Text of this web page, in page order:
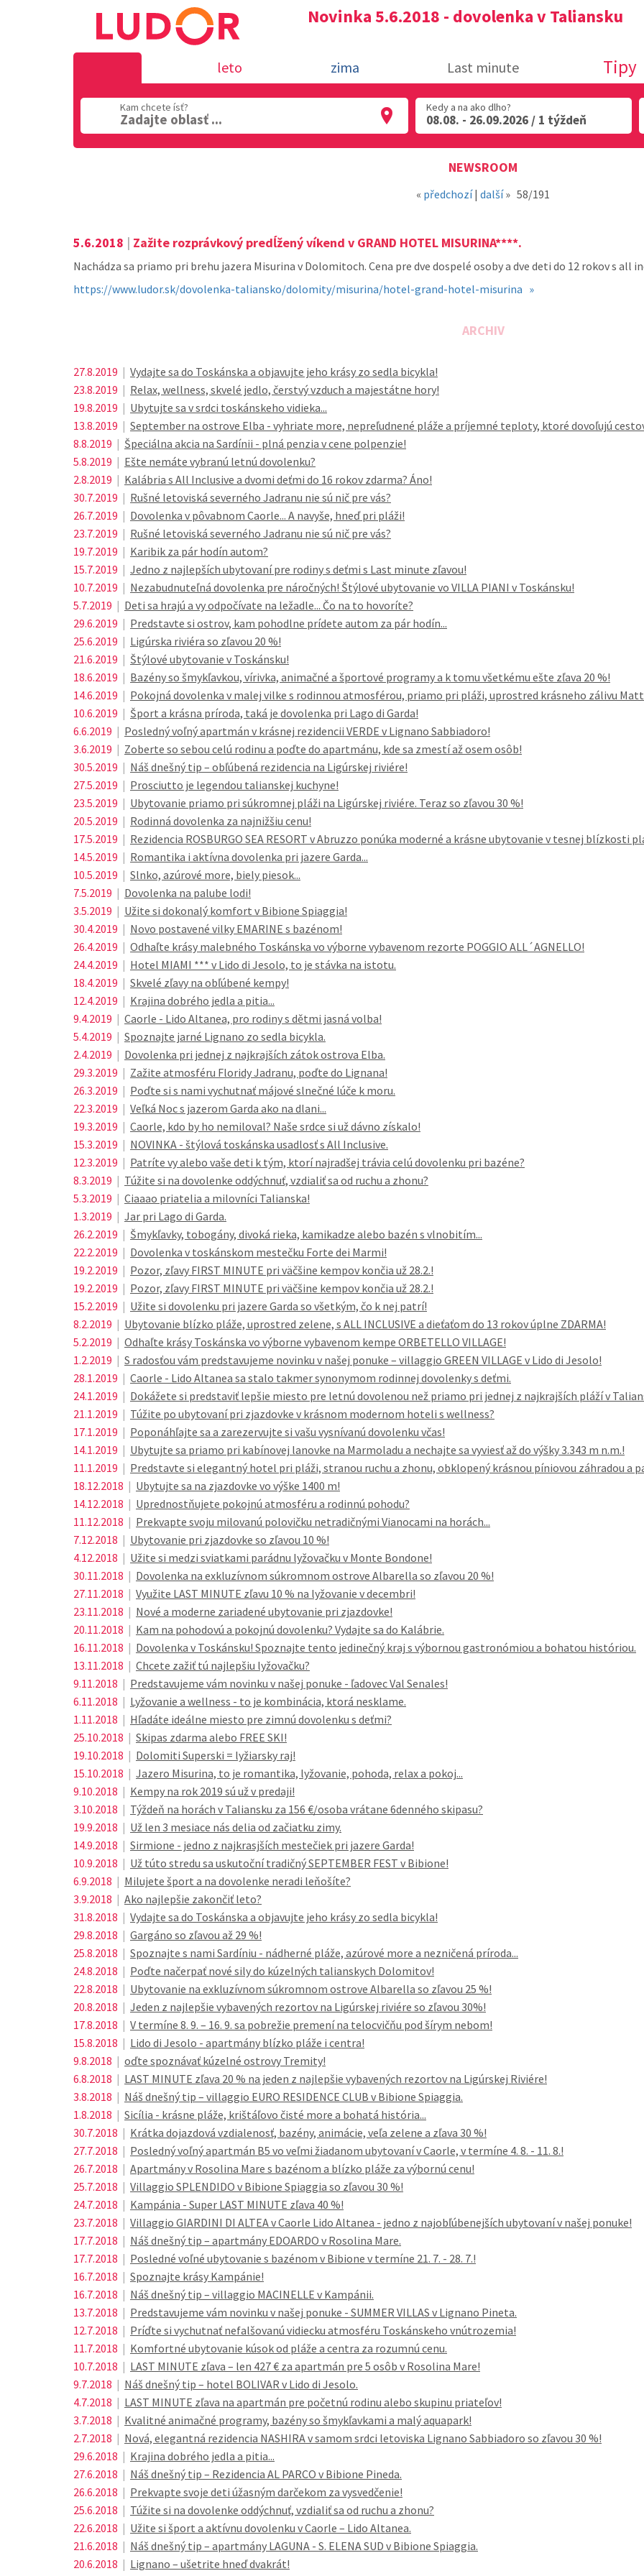
Novinka 5.6.2018 - dovolenka v Taliansku
leto zima Last minute Tipy
Kam chcete ísť?
Zadajte oblasť ...
Kedy a na ako dlho?
08.08. - 26.09.2026 / 1 týždeň
NEWSROOM
« předchozí| další» 58/191
5.6.2018 | Zažite rozprávkový predĺžený víkend v GRAND HOTEL MISURINA****.
Nachádza sa priamo pri brehu jazera Misurina v Dolomitoch. Cena pre dve dospelé osoby a dve deti do 12 rokov s all
https://www.ludor.sk/dovolenka-taliansko/dolomity/misurina/hotel-grand-hotel-misurina »
ARCHIV
27.8.2019 | Vydajte sa do Toskánska a objavujte jeho krásy zo sedla bicykla!
23.8.2019 | Relax, wellness, skvelé jedlo, čerstvý vzduch a majestátne hory!
19.8.2019 | Ubytujte sa v srdci toskánskeho vidieka...
13.8.2019 | September na ostrove Elba - vyhriate more, nepreľudnené pláže a príjemné teploty, ktoré dovoľujú
8.8.2019 | Špeciálna akcia na Sardínii - plná penzia v cene polpenzie!
5.8.2019 | Ešte nemáte vybranú letnú dovolenku?
2.8.2019 | Kalábria s All Inclusive a dvomi deťmi do 16 rokov zdarma? Áno!
30.7.2019 | Rušné letoviská severného Jadranu nie sú nič pre vás?
26.7.2019 | Dovolenka v pôvabnom Caorle... A navyše, hneď pri pláži!
23.7.2019 | Rušné letoviská severného Jadranu nie sú nič pre vás?
19.7.2019 | Karibik za pár hodín autom?
15.7.2019 | Jedno z najlepších ubytovaní pre rodiny s deťmi s Last minute zľavou!
10.7.2019 | Nezabudnuteľná dovolenka pre náročných! Štýlové ubytovanie vo VILLA PIANI v Toskánsku!
5.7.2019 | Deti sa hrajú a vy odpočívate na ležadle... Čo na to hovoríte?
29.6.2019 | Predstavte si ostrov, kam pohodlne prídete autom za pár hodín...
25.6.2019 | Ligúrska riviéra so zľavou 20 %!
21.6.2019 | Štýlové ubytovanie v Toskánsku!
18.6.2019 | Bazény so šmykľavkou, vírivka, animačné a športové programy a k tomu všetkému ešte zľava 20 %!
14.6.2019 | Pokojná dovolenka v malej vilke s rodinnou atmosférou, priamo pri pláži, uprostred krásneho zálivu
10.6.2019 | Šport a krásna príroda, taká je dovolenka pri Lago di Garda!
6.6.2019 | Posledný voľný apartmán v krásnej rezidencii VERDE v Lignano Sabbiadoro!
3.6.2019 | Zoberte so sebou celú rodinu a poďte do apartmánu, kde sa zmestí až osem osôb!
30.5.2019 | Náš dnešný tip – obľúbená rezidencia na Ligúrskej riviére!
27.5.2019 | Prosciutto je legendou talianskej kuchyne!
23.5.2019 | Ubytovanie priamo pri súkromnej pláži na Ligúrskej riviére. Teraz so zľavou 30 %!
20.5.2019 | Rodinná dovolenka za najnižšiu cenu!
17.5.2019 | Rezidencia ROSBURGO SEA RESORT v Abruzzo ponúka moderné a krásne ubytovanie v tesnej blízkosti
14.5.2019 | Romantika i aktívna dovolenka pri jazere Garda...
10.5.2019 | Slnko, azúrové more, biely piesok...
7.5.2019 | Dovolenka na palube lodi!
3.5.2019 | Užite si dokonalý komfort v Bibione Spiaggia!
30.4.2019 | Novo postavené vilky EMARINE s bazénom!
26.4.2019 | Odhaľte krásy malebného Toskánska vo výborne vybavenom rezorte POGGIO ALL´AGNELLO!
24.4.2019 | Hotel MIAMI *** v Lido di Jesolo, to je stávka na istotu.
18.4.2019 | Skvelé zľavy na obľúbené kempy!
12.4.2019 | Krajina dobrého jedla a pitia...
9.4.2019 | Caorle - Lido Altanea, pro rodiny s dětmi jasná volba!
5.4.2019 | Spoznajte jarné Lignano zo sedla bicykla.
2.4.2019 | Dovolenka pri jednej z najkrajších zátok ostrova Elba.
29.3.2019 | Zažite atmosféru Floridy Jadranu, poďte do Lignana!
26.3.2019 | Poďte si s nami vychutnať májové slnečné lúče k moru.
22.3.2019 | Veľká Noc s jazerom Garda ako na dlani...
19.3.2019 | Caorle, kdo by ho nemiloval? Naše srdce si už dávno získalo!
15.3.2019 | NOVINKA - štýlová toskánska usadlosť s All Inclusive.
12.3.2019 | Patríte vy alebo vaše deti k tým, ktorí najradšej trávia celú dovolenku pri bazéne?
8.3.2019 | Túžite si na dovolenke oddýchnuť, vzdialiť sa od ruchu a zhonu?
5.3.2019 | Ciaaao priatelia a milovníci Talianska!
1.3.2019 | Jar pri Lago di Garda.
26.2.2019 | Šmykľavky, tobogány, divoká rieka, kamikadze alebo bazén s vlnobitím...
22.2.2019 | Dovolenka v toskánskom mestečku Forte dei Marmi!
19.2.2019 | Pozor, zľavy FIRST MINUTE pri väčšine kempov končia už 28.2.!
19.2.2019 | Pozor, zľavy FIRST MINUTE pri väčšine kempov končia už 28.2.!
15.2.2019 | Užite si dovolenku pri jazere Garda so všetkým, čo k nej patrí!
8.2.2019 | Ubytovanie blízko pláže, uprostred zelene, s ALL INCLUSIVE a dieťaťom do 13 rokov úplne ZDARMA!
5.2.2019 | Odhaľte krásy Toskánska vo výborne vybavenom kempe ORBETELLO VILLAGE!
1.2.2019 | S radosťou vám predstavujeme novinku v našej ponuke – villaggio GREEN VILLAGE v Lido di Jesolo!
28.1.2019 | Caorle - Lido Altanea sa stalo takmer synonymom rodinnej dovolenky s deťmi.
24.1.2019 | Dokážete si predstaviť lepšie miesto pre letnú dovolenou než priamo pri jednej z najkrajších pláží v
21.1.2019 | Túžite po ubytovaní pri zjazdovke v krásnom modernom hoteli s wellness?
17.1.2019 | Poponáhľajte sa a zarezervujte si vašu vysnívanú dovolenku včas!
14.1.2019 | Ubytujte sa priamo pri kabínovej lanovke na Marmoladu a nechajte sa vyviesť až do výšky 3.343 m n.m.!
11.1.2019 | Predstavte si elegantný hotel pri pláži, stranou ruchu a zhonu, obklopený krásnou píniovou záhradou a
18.12.2018 | Ubytujte sa na zjazdovke vo výške 1400 m!
14.12.2018 | Uprednostňujete pokojnú atmosféru a rodinnú pohodu?
11.12.2018 | Prekvapte svoju milovanú polovičku netradičnými Vianocami na horách...
7.12.2018 | Ubytovanie pri zjazdovke so zľavou 10 %!
4.12.2018 | Užite si medzi sviatkami parádnu lyžovačku v Monte Bondone!
30.11.2018 | Dovolenka na exkluzívnom súkromnom ostrove Albarella so zľavou 20 %!
27.11.2018 | Využite LAST MINUTE zľavu 10 % na lyžovanie v decembri!
23.11.2018 | Nové a moderne zariadené ubytovanie pri zjazdovke!
20.11.2018 | Kam na pohodovú a pokojnú dovolenku? Vydajte sa do Kalábrie.
16.11.2018 | Dovolenka v Toskánsku! Spoznajte tento jedinečný kraj s výbornou gastronómiou a bohatou históriou.
13.11.2018 | Chcete zažiť tú najlepšiu lyžovačku?
9.11.2018 | Predstavujeme vám novinku v našej ponuke - ľadovec Val Senales!
6.11.2018 | Lyžovanie a wellness - to je kombinácia, ktorá nesklame.
1.11.2018 | Hľadáte ideálne miesto pre zimnú dovolenku s deťmi?
25.10.2018 | Skipas zdarma alebo FREE SKI!
19.10.2018 | Dolomiti Superski = lyžiarsky raj!
15.10.2018 | Jazero Misurina, to je romantika, lyžovanie, pohoda, relax a pokoj...
9.10.2018 | Kempy na rok 2019 sú už v predaji!
3.10.2018 | Týždeň na horách v Taliansku za 156 €/osoba vrátane 6denného skipasu?
19.9.2018 | Už len 3 mesiace nás delia od začiatku zimy.
14.9.2018 | Sirmione - jedno z najkrasjších mestečiek pri jazere Garda!
10.9.2018 | Už túto stredu sa uskutoční tradičný SEPTEMBER FEST v Bibione!
6.9.2018 | Milujete šport a na dovolenke neradi leňošíte?
3.9.2018 | Ako najlepšie zakončiť leto?
31.8.2018 | Vydajte sa do Toskánska a objavujte jeho krásy zo sedla bicykla!
29.8.2018 | Gargáno so zľavou až 29 %!
25.8.2018 | Spoznajte s nami Sardíniu - nádherné pláže, azúrové more a nezničená príroda...
24.8.2018 | Poďte načerpať nové sily do kúzelných talianskych Dolomitov!
22.8.2018 | Ubytovanie na exkluzívnom súkromnom ostrove Albarella so zľavou 25 %!
20.8.2018 | Jeden z najlepšie vybavených rezortov na Ligúrskej riviére so zľavou 30%!
17.8.2018 | V termíne 8. 9. – 16. 9. sa pobrežie premení na telocvičňu pod šírym nebom!
15.8.2018 | Lido di Jesolo - apartmány blízko pláže i centra!
9.8.2018 | oďte spoznávať kúzelné ostrovy Tremity!
6.8.2018 | LAST MINUTE zľava 20 % na jeden z najlepšie vybavených rezortov na Ligúrskej Riviére!
3.8.2018 | Náš dnešný tip – villaggio EURO RESIDENCE CLUB v Bibione Spiaggia.
1.8.2018 | Sicília - krásne pláže, krištáľovo čisté more a bohatá história...
30.7.2018 | Krátka dojazdová vzdialenosť, bazény, animácie, veľa zelene a zľava 30 %!
27.7.2018 | Posledný voľný apartmán B5 vo veľmi žiadanom ubytovaní v Caorle, v termíne 4. 8. - 11. 8.!
26.7.2018 | Apartmány v Rosolina Mare s bazénom a blízko pláže za výbornú cenu!
25.7.2018 | Villaggio SPLENDIDO v Bibione Spiaggia so zľavou 30 %!
24.7.2018 | Kampánia - Super LAST MINUTE zľava 40 %!
23.7.2018 | Villaggio GIARDINI DI ALTEA v Caorle Lido Altanea - jedno z najobľúbenejších ubytovaní v našej ponuke!
17.7.2018 | Náš dnešný tip – apartmány EDOARDO v Rosolina Mare.
17.7.2018 | Posledné voľné ubytovanie s bazénom v Bibione v termíne 21. 7. - 28. 7.!
16.7.2018 | Spoznajte krásy Kampánie!
16.7.2018 | Náš dnešný tip – villaggio MACINELLE v Kampánii.
13.7.2018 | Predstavujeme vám novinku v našej ponuke - SUMMER VILLAS v Lignano Pineta.
12.7.2018 | Príďte si vychutnať nefalšovanú vidiecku atmosféru Toskánskeho vnútrozemia!
11.7.2018 | Komfortné ubytovanie kúsok od pláže a centra za rozumnú cenu.
10.7.2018 | LAST MINUTE zľava – len 427 € za apartmán pre 5 osôb v Rosolina Mare!
9.7.2018 | Náš dnešný tip – hotel BOLIVAR v Lido di Jesolo.
4.7.2018 | LAST MINUTE zľava na apartmán pre početnú rodinu alebo skupinu priateľov!
3.7.2018 | Kvalitné animačné programy, bazény so šmykľavkami a malý aquapark!
2.7.2018 | Nová, elegantná rezidencia NASHIRA v samom srdci letoviska Lignano Sabbiadoro so zľavou 30 %!
29.6.2018 | Krajina dobrého jedla a pitia...
27.6.2018 | Náš dnešný tip – Rezidencia AL PARCO v Bibione Pineda.
26.6.2018 | Prekvapte svoje deti úžasným darčekom za vysvedčenie!
25.6.2018 | Túžite si na dovolenke oddýchnuť, vzdialiť sa od ruchu a zhonu?
22.6.2018 | Užite si šport a aktívnu dovolenku v Caorle – Lido Altanea.
21.6.2018 | Náš dnešný tip – apartmány LAGUNA - S. ELENA SUD v Bibione Spiaggia.
20.6.2018 | Lignano – ušetrite hneď dvakrát!